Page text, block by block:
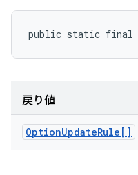
public static final
戻り値
OptionUpdateRule[]